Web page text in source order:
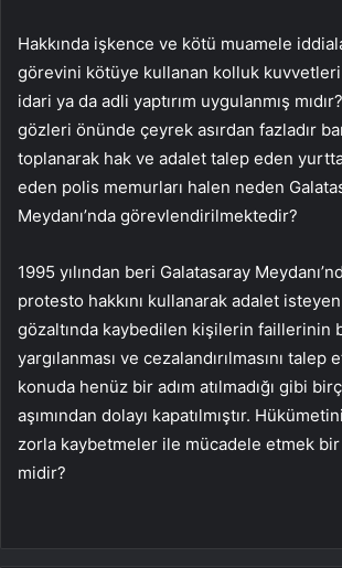
Hakkında işkence ve kötü muamele
görevini kötüye kullanan kolluk
idari ya da adli yaptırım uygulanmış
gözleri önünde çeyrek asırdan fazladır
toplanarak hak ve adalet talep eden
eden polis memurları halen neden
Meydanı’nda görevlendirilmektedir?
1995 yılından beri Galatasaray
protesto hakkını kullanarak adalet
gözaltında kaybedilen kişilerin faillerinin
yargılanması ve cezalandırılmasını talep
konuda henüz bir adım atılmadığı gibi
aşımından dolayı kapatılmıştır.
zorla kaybetmeler ile mücadele etmek
midir?